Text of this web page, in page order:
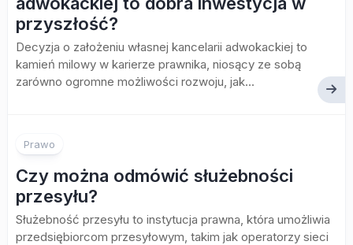
przyszłość?
Decyzja o założeniu własnej kancelarii adwokackiej to
kamień milowy w karierze prawnika, niosący ze sobą
zarówno ogromne możliwości rozwoju, jak...
Prawo
Czy można odmówić służebności
przesyłu?
Służebność przesyłu to instytucja prawna, która umożliwia
przedsiębiorcom przesyłowym, takim jak operatorzy sieci